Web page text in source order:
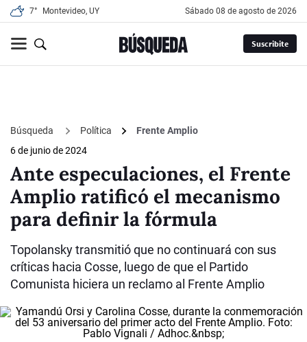
7° Montevideo, UY sábado 08 de agosto de 2026
Suscribite
Búsqueda Política
Frente Amplio
6 de junio de 2024
Ante especulaciones, el Frente
Amplio ratificó el mecanismo
para definir la fórmula
Topolansky transmitió que no continuará con sus
críticas hacia Cosse, luego de que el Partido
Comunista hiciera un reclamo al Frente Amplio